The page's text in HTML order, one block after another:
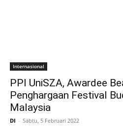
Internasional
PPI UniSZA, Awardee
Penghargaan Festival
Malaysia
DI - Sabtu, 5 Februari 2022